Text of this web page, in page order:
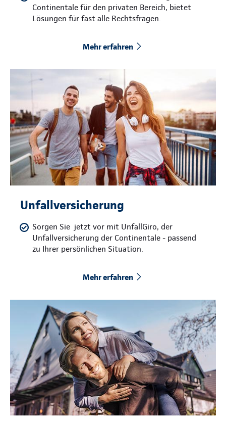
Continentale für den privaten Bereich, bietet
Lösungen für fast alle Rechtsfragen.
Mehr erfahren
Unfallversicherung
Sorgen Sie jetzt vor mit UnfallGiro, der
Unfallversicherung der Continentale - passend
zu Ihrer persönlichen Situation.
Mehr erfahren